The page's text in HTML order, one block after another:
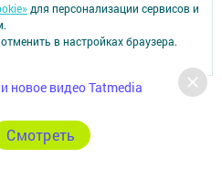
новое видео Tatmedia
Cмотреть
для персонализации сервисов и
в настройках браузера.